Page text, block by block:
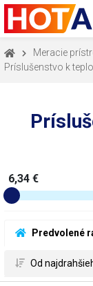
Meracie
Príslušenstvo k
Predvolené
Od
6,34 €